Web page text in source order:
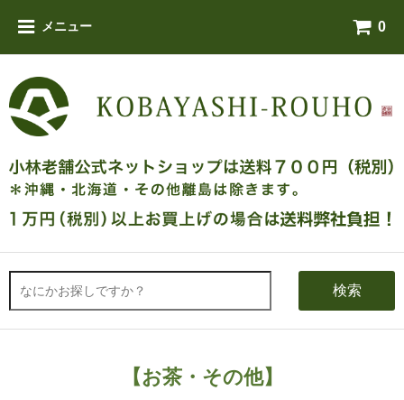
メニュー 0
検索
【お茶・その他】